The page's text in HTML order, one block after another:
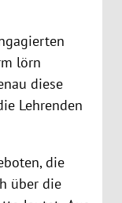
lörn
diese
Lehrenden
die
über die